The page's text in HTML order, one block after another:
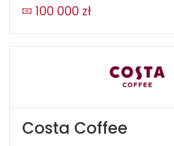
100 000 zł
Costa Coffee